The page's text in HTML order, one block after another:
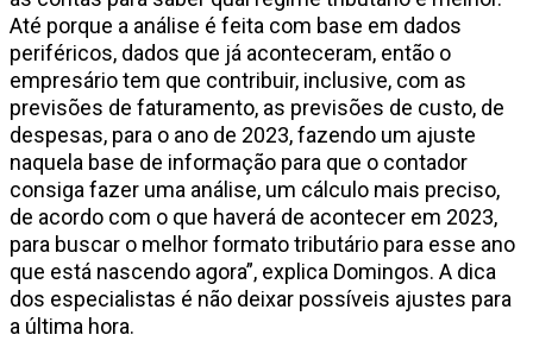
Até porque a análise é feita com base em dados
periféricos, dados que já aconteceram, então o
empresário tem que contribuir, inclusive, com as
previsões de faturamento, as previsões de custo, de
despesas, para o ano de 2023, fazendo um ajuste
naquela base de informação para que o contador
consiga fazer uma análise, um cálculo mais preciso,
de acordo com o que haverá de acontecer em 2023,
para buscar o melhor formato tributário para esse ano
que está nascendo agora”, explica Domingos. A dica
dos especialistas é não deixar possíveis ajustes para
a última hora.